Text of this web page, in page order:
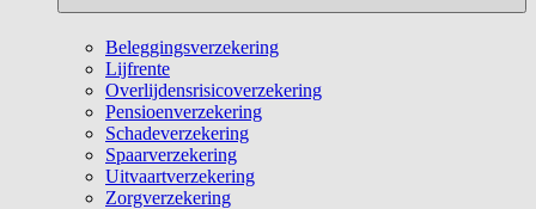
Beleggingsverzekering
Lijfrente
Overlijdensrisicoverzekering
Pensioenverzekering
Schadeverzekering
Spaarverzekering
Uitvaartverzekering
Zorgverzekering